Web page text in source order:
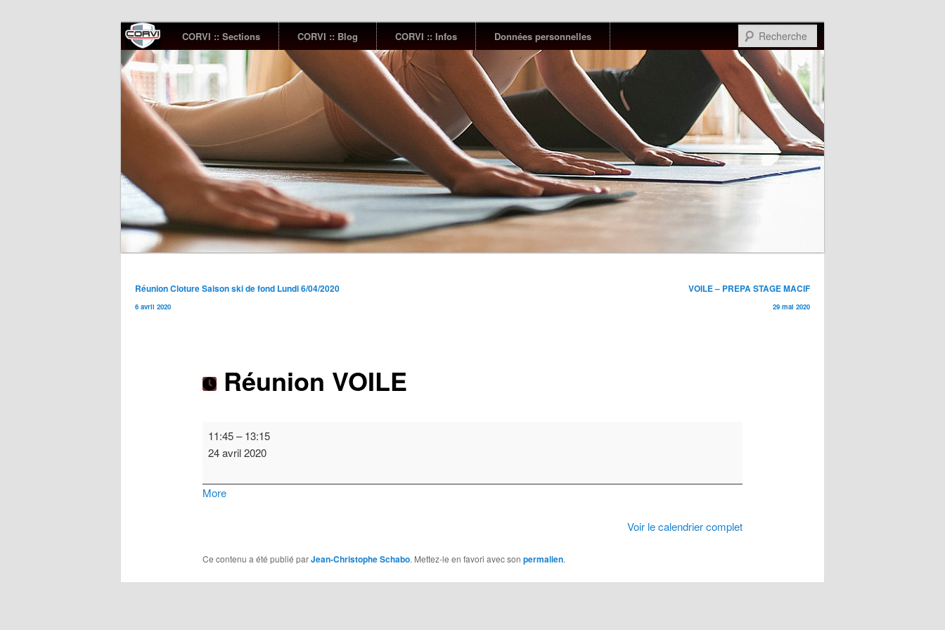
Menu
principal
Aller
au
contenu
principal
Aller
au
contenu
secondaire
CORVI :: Sections CORVI :: Blog CORVI :: Infos Données personnelles
Navigation
des
Réunion Cloture Saison ski de fond Lundi 6/04/2020
6 avril 2020
VOILE – PREPA STAGE MACIF
29 mai 2020
Réunion VOILE
Réunion
VOILE
11:45–13:15
24 avril 2020
Moreabout
Voir le calendrier complet
Ce contenu a été publié parJean-Christophe Schabo. Mettez-le en favori avec son permalien.